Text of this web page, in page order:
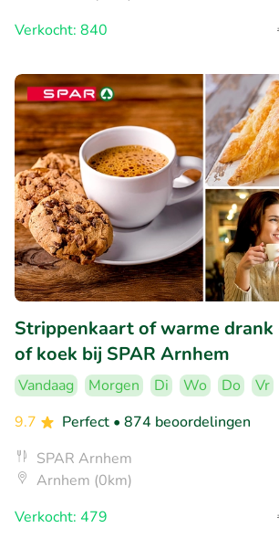
Verkocht: 840
Strippenkaart of warme
of koek bij SPAR Arnhem
Vandaag Morgen Di Wo Do Vr
9.7
Perfect • 874 beoordelingen
SPAR Arnhem
Arnhem (0km)
Verkocht: 479